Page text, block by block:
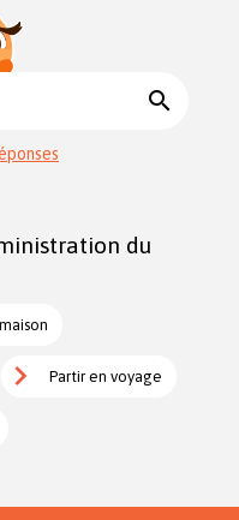
search
du
Partir en voyage